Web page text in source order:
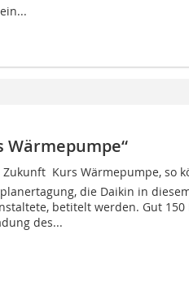
Wärmepumpe“
Zukunft  Kurs Wärmepumpe, so
die Daikin in
betitelt werden. Gut
des...